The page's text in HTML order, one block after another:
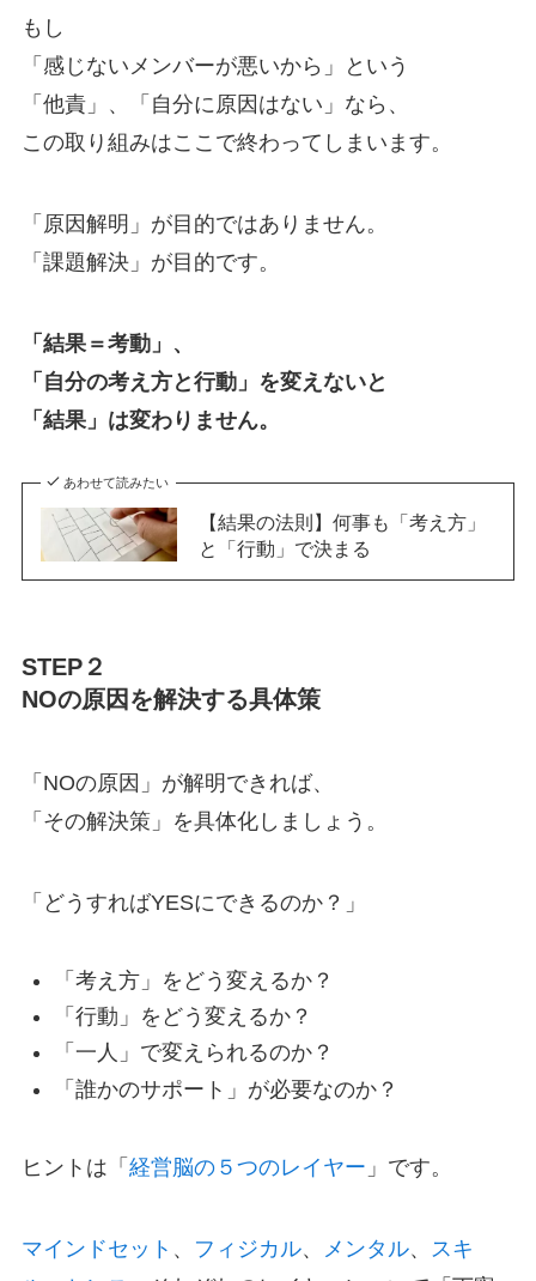
もし
「感じないメンバーが悪いから」という
「他責」、「自分に原因はない」なら、
この取り組みはここで終わってしまいます。
「原因解明」が目的ではありません。
「課題解決」が目的です。
「結果＝考動」、
「自分の考え方と行動」を変えないと
「結果」は変わりません。
あわせて読みたい
【結果の法則】何事も「考え方」
と「行動」で決まる
STEP２
NOの原因を解決する具体策
「NOの原因」が解明できれば、
「その解決策」を具体化しましょう。
「どうすればYESにできるのか？」
「考え方」をどう変えるか？
「行動」をどう変えるか？
「一人」で変えられるのか？
「誰かのサポート」が必要なのか？
ヒントは「 経営脳の５つのレイヤー 」です。
マインドセット 、 フィジカル、 メンタル、
スキ